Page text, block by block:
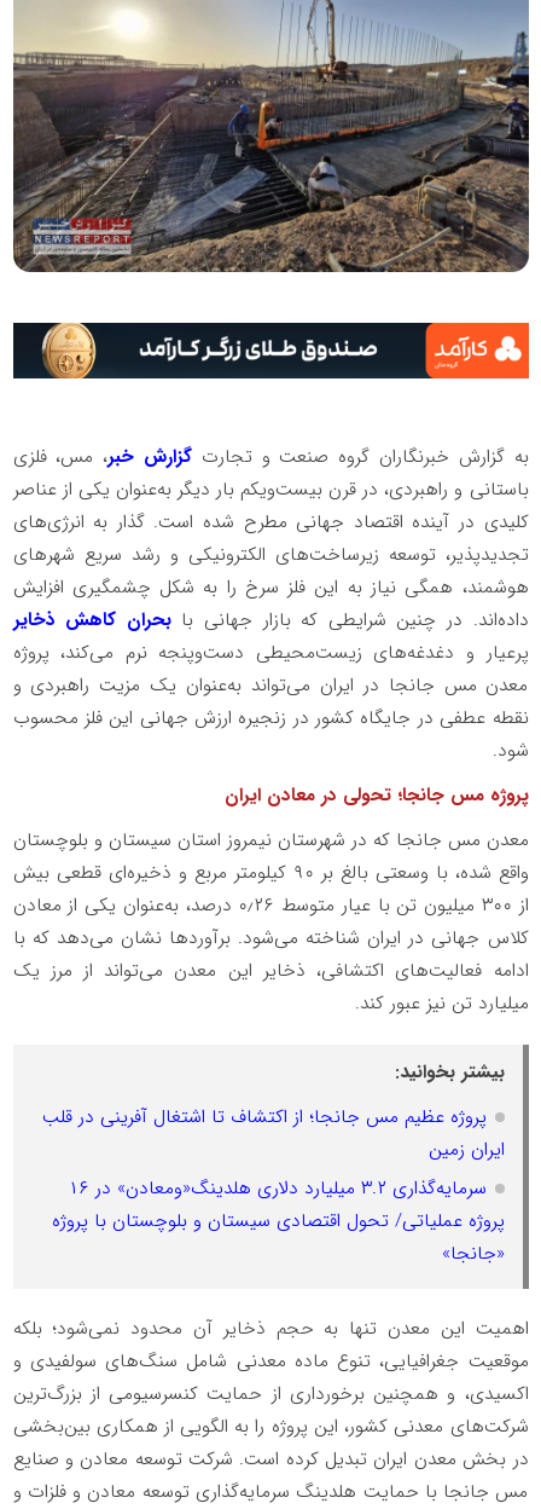
به گزارش خبرنگاران گروه صنعت و تجارت گزارش خبر، مس، فلزی
باستانی و راهبردی، در قرن بیست‌ویکم بار دیگر به‌عنوان یکی از عناصر
کلیدی در آینده اقتصاد جهانی مطرح شده است. گذار به انرژی‌های
تجدیدپذیر، توسعه زیرساخت‌های الکترونیکی و رشد سریع شهرهای
هوشمند، همگی نیاز به این فلز سرخ را به شکل چشمگیری افزایش
داده‌اند. در چنین شرایطی که بازار جهانی با بحران کاهش ذخایر
پرعیار و دغدغه‌های زیست‌محیطی دست‌وپنجه نرم می‌کند، پروژه
معدن مس جانجا در ایران می‌تواند به‌عنوان یک مزیت راهبردی و
نقطه عطفی در جایگاه کشور در زنجیره ارزش جهانی این فلز محسوب
شود.
پروژه مس جانجا؛ تحولی در معادن ایران
معدن مس جانجا که در شهرستان نیمروز استان سیستان و بلوچستان
واقع شده، با وسعتی بالغ بر ۹۰ کیلومتر مربع و ذخیره‌ای قطعی بیش
از ۳۰۰ میلیون تن با عیار متوسط ۰٫۲۶ درصد، به‌عنوان یکی از معادن
کلاس جهانی در ایران شناخته می‌شود. برآوردها نشان می‌دهد که با
ادامه فعالیت‌های اکتشافی، ذخایر این معدن می‌تواند از مرز یک
میلیارد تن نیز عبور کند.
بیشتر بخوانید:
پروژه عظیم مس جانجا؛ از اکتشاف تا اشتغال آفرینی در قلب
ایران زمین
سرمایه‌گذاری ۳.۲ میلیارد دلاری هلدینگ«ومعادن» در ۱۶
پروژه عملیاتی/ تحول اقتصادی سیستان و بلوچستان با پروژه
«جانجا»
اهمیت این معدن تنها به حجم ذخایر آن محدود نمی‌شود؛ بلکه
موقعیت جغرافیایی، تنوع ماده معدنی شامل سنگ‌های سولفیدی و
اکسیدی، و همچنین برخورداری از حمایت کنسرسیومی از بزرگ‌ترین
شرکت‌های معدنی کشور، این پروژه را به الگویی از همکاری بین‌بخشی
در بخش معدن ایران تبدیل کرده است. شرکت توسعه معادن و صنایع
مس جانجا با حمایت هلدینگ سرمایه‌گذاری توسعه معادن و فلزات و